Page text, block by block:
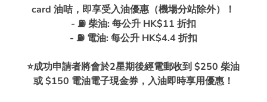
card 油咭，即享受入油優惠（機場分站除外）！
- ⛽️ 柴油: 每公升 HK$11 折扣
- ⛽️ 電油: 每公升 HK$4.4 折扣
⭐成功申請者將會於2星期後經電郵收到 $250 柴油
或 $150 電油電子現金券，入油即時享用優惠！